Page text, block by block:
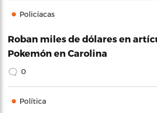
Policíacas
Roban miles de dólares en
Pokemón en Carolina
0
Política